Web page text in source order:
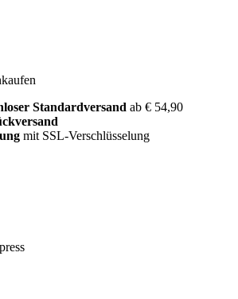
Standardversand ab € 54,90
mit SSL-Verschlüsselung